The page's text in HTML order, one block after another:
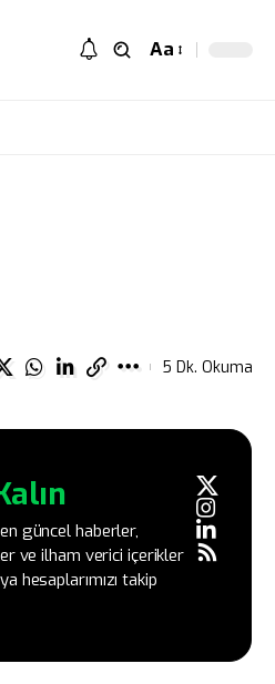
Aa
5 Dk. Okuma
güncel haberler,
ve ilham verici içerikler
hesaplarımızı takip